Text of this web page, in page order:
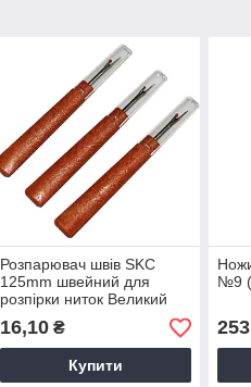
Розпарювач швів SKC
125mm швейний для
розпірки ниток Великий
16,10₴
Купити
№9
253